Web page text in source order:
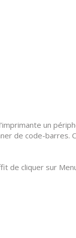
un
de code-barres.
de cliquer sur